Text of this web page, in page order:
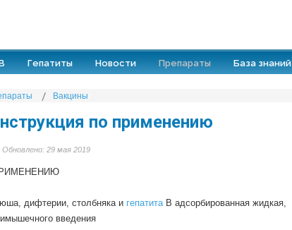
Гепатиты Новости Препараты База знаний
Вакцины
по применению
Обновлено: 29 мая 2019
дифтерии, столбняка и гепатитаВ адсорбированная жидкая,
введения